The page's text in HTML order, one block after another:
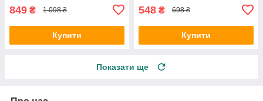
849 ₴ 1 098 ₴
Купити
548 ₴ 698 ₴
Купити
Показати ще